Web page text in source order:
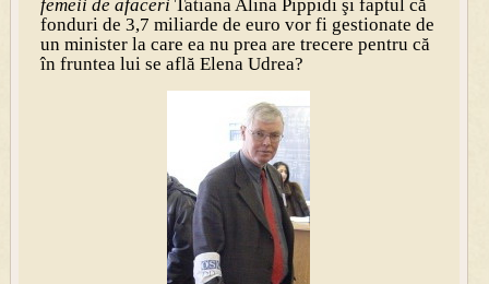
femeii de afaceri Tatiana Alina Pippidi şi faptul că
fonduri de 3,7 miliarde de euro vor fi gestionate de
un minister la care ea nu prea are trecere pentru că
în fruntea lui se află Elena Udrea?